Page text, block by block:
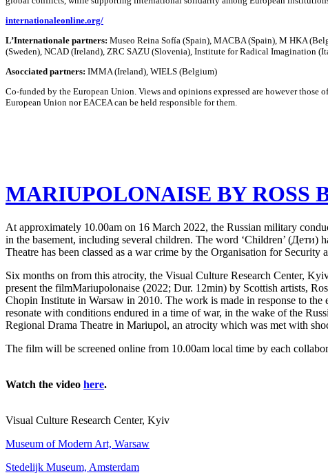
internationaleonline.org/
L’Internationale partners: Museo Reina Sofía (Spain), MACBA (Spain), M HKA
(Sweden), NCAD (Ireland), ZRC SAZU (Slovenia), Institute for Radical Imagination
Asocciated partners: IMMA (Ireland), WIELS (Belgium)
Co-funded by the European Union. Views and opinions expressed are however
European Union nor EACEA can be held responsible for them.
MARIUPOLONAISE BY ROSS
At approximately 10.00am on 16 March 2022, the Russian military
in the basement, including several children. The word ‘Children’ (Дети)
Theatre has been classed as a war crime by the Organisation for
Six months on from this atrocity, the Visual Culture Research Center,
present the filmMariupolonaise (2022; Dur. 12min) by Scottish artists,
Chopin Institute in Warsaw in 2010. The work is made in response to
resonate with conditions endured in a time of war, in the wake of the
Regional Drama Theatre in Mariupol, an atrocity which was met with
The film will be screened online from 10.00am local time by each
Watch the video here.
Visual Culture Research Center, Kyiv
Museum of Modern Art, Warsaw
Stedelijk Museum, Amsterdam